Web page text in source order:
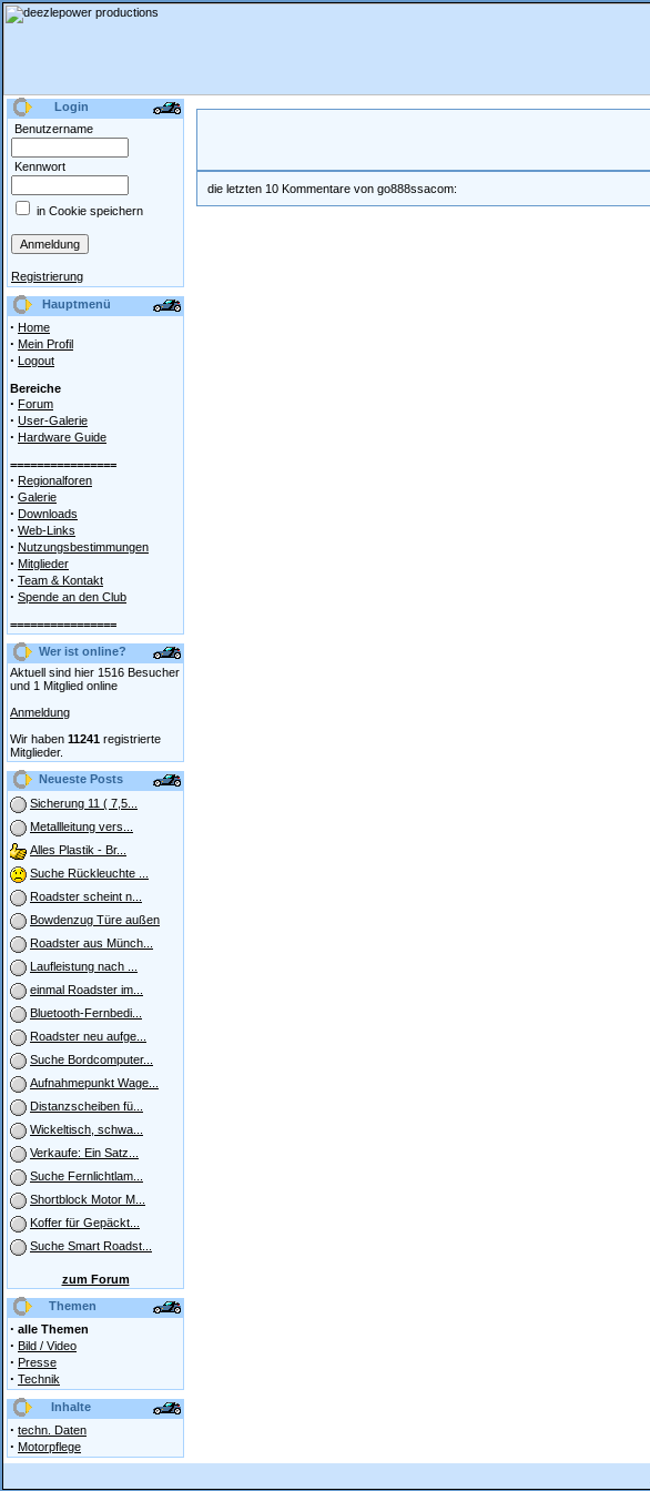
Login
Benutzername
Kennwort
in Cookie speichern
Registrierung
Hauptmenü
· Home
· Mein Profil
· Logout
Bereiche
· Forum
· User-Galerie
· Hardware Guide
================
· Regionalforen
· Galerie
· Downloads
· Web-Links
· Nutzungsbestimmungen
· Mitglieder
· Team & Kontakt
· Spende an den Club
================
Wer ist online?
Aktuell sind hier 1516 Besucher
und 1 Mitglied online
Anmeldung
Wir haben 11241 registrierte
Mitglieder.
Neueste Posts
Sicherung 11 ( 7,5...
Metallleitung vers...
Alles Plastik - Br...
Suche Rückleuchte ...
Roadster scheint n...
Bowdenzug Türe außen
Roadster aus Münch...
Laufleistung nach ...
einmal Roadster im...
Bluetooth-Fernbedi...
Roadster neu aufge...
Suche Bordcomputer...
Aufnahmepunkt Wage...
Distanzscheiben fü...
Wickeltisch, schwa...
Verkaufe: Ein Satz...
Suche Fernlichtlam...
Shortblock Motor M...
Koffer für Gepäckt...
Suche Smart Roadst...
zum Forum
Themen
· alle Themen
· Bild / Video
· Presse
· Technik
Inhalte
· techn. Daten
· Motorpflege
die letzten 10 Kommentare von go888ssacom: